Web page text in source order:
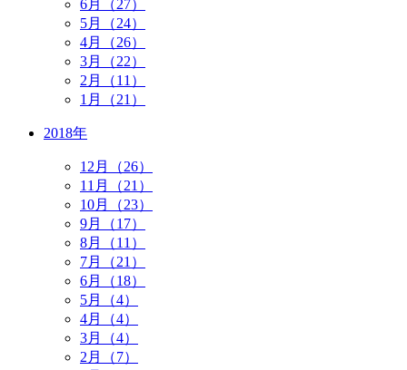
6月（27）
5月（24）
4月（26）
3月（22）
2月（11）
1月（21）
2018年
12月（26）
11月（21）
10月（23）
9月（17）
8月（11）
7月（21）
6月（18）
5月（4）
4月（4）
3月（4）
2月（7）